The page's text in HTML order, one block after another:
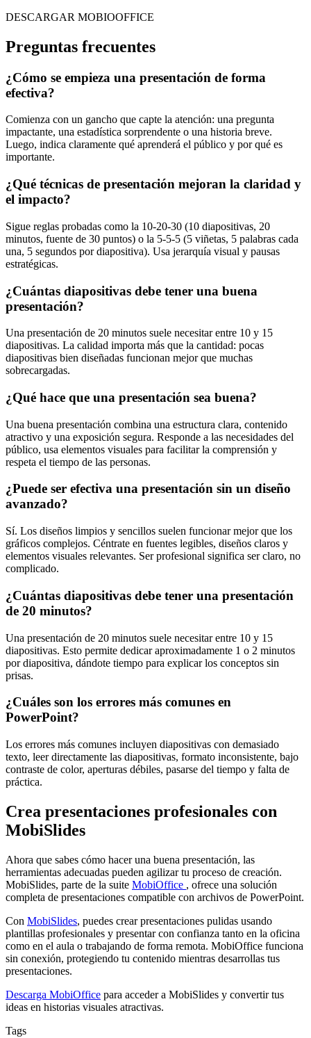
DESCARGAR MOBIOOFFICE
Preguntas frecuentes
¿Cómo se empieza una presentación de forma
efectiva?
Comienza con un gancho que capte la atención: una pregunta
impactante, una estadística sorprendente o una historia breve.
Luego, indica claramente qué aprenderá el público y por qué es
importante.
¿Qué técnicas de presentación mejoran la claridad y
el impacto?
Sigue reglas probadas como la 10-20-30 (10 diapositivas, 20
minutos, fuente de 30 puntos) o la 5-5-5 (5 viñetas, 5 palabras cada
una, 5 segundos por diapositiva). Usa jerarquía visual y pausas
estratégicas.
¿Cuántas diapositivas debe tener una buena
presentación?
Una presentación de 20 minutos suele necesitar entre 10 y 15
diapositivas. La calidad importa más que la cantidad: pocas
diapositivas bien diseñadas funcionan mejor que muchas
sobrecargadas.
¿Qué hace que una presentación sea buena?
Una buena presentación combina una estructura clara, contenido
atractivo y una exposición segura. Responde a las necesidades del
público, usa elementos visuales para facilitar la comprensión y
respeta el tiempo de las personas.
¿Puede ser efectiva una presentación sin un diseño
avanzado?
Sí. Los diseños limpios y sencillos suelen funcionar mejor que los
gráficos complejos. Céntrate en fuentes legibles, diseños claros y
elementos visuales relevantes. Ser profesional significa ser claro, no
complicado.
¿Cuántas diapositivas debe tener una presentación
de 20 minutos?
Una presentación de 20 minutos suele necesitar entre 10 y 15
diapositivas. Esto permite dedicar aproximadamente 1 o 2 minutos
por diapositiva, dándote tiempo para explicar los conceptos sin
prisas.
¿Cuáles son los errores más comunes en
PowerPoint?
Los errores más comunes incluyen diapositivas con demasiado
texto, leer directamente las diapositivas, formato inconsistente, bajo
contraste de color, aperturas débiles, pasarse del tiempo y falta de
práctica.
Crea presentaciones profesionales con
MobiSlides
Ahora que sabes cómo hacer una buena presentación, las
herramientas adecuadas pueden agilizar tu proceso de creación.
MobiSlides, parte de la suite MobiOffice , ofrece una solución
completa de presentaciones compatible con archivos de PowerPoint.
Con MobiSlides, puedes crear presentaciones pulidas usando
plantillas profesionales y presentar con confianza tanto en la oficina
como en el aula o trabajando de forma remota. MobiOffice funciona
sin conexión, protegiendo tu contenido mientras desarrollas tus
presentaciones.
Descarga MobiOffice para acceder a MobiSlides y convertir tus
ideas en historias visuales atractivas.
Tags